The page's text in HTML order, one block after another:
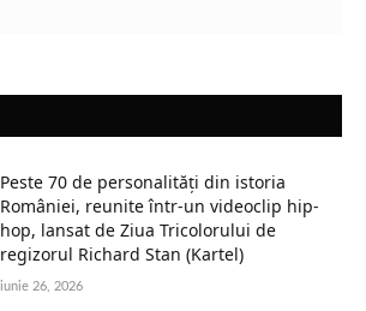
Peste 70 de personalități din istoria
României, reunite într-un videoclip hip-
hop, lansat de Ziua Tricolorului de
regizorul Richard Stan (Kartel)
iunie 26, 2026